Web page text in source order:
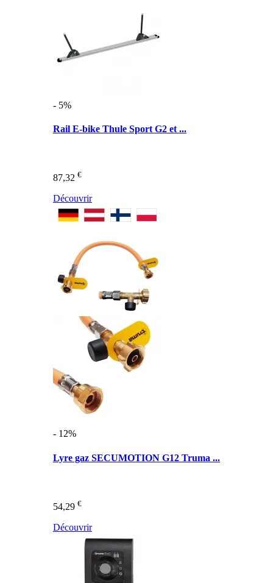
- 5%
Rail E-bike Thule Sport G2 et ...
87,32 €
Découvrir
- 12%
Lyre gaz SECUMOTION G12 Truma ...
54,29 €
Découvrir